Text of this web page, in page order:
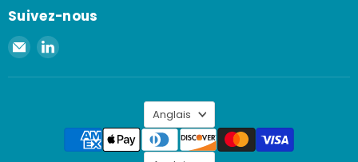
Suivez-nous
Envoyer
un
e-
Spaenaur
Retrouvez-
sur
Langue
Anglais